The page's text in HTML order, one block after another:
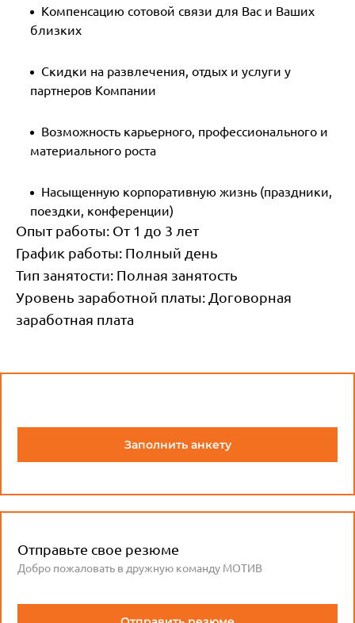
Компенсацию сотовой связи для Вас и Ваших
близких
Скидки на развлечения, отдых и услуги у
партнеров Компании
Возможность карьерного, профессионального и
материального роста
Насыщенную корпоративную жизнь (праздники,
поездки, конференции)
Опыт работы: От 1 до 3 лет
График работы: Полный день
Тип занятости: Полная занятость
Уровень заработной платы: Договорная
заработная плата
Заполнить анкету
Отправьте свое резюме
Добро пожаловать в дружную команду МОТИВ